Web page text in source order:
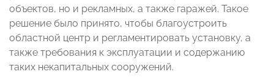
объектов, но и рекламных, а также гаражей. Такое
решение было принято, чтобы благоустроить
областной центр и регламентировать установку, а
также требования к эксплуатации и содержанию
таких некапитальных сооружений.